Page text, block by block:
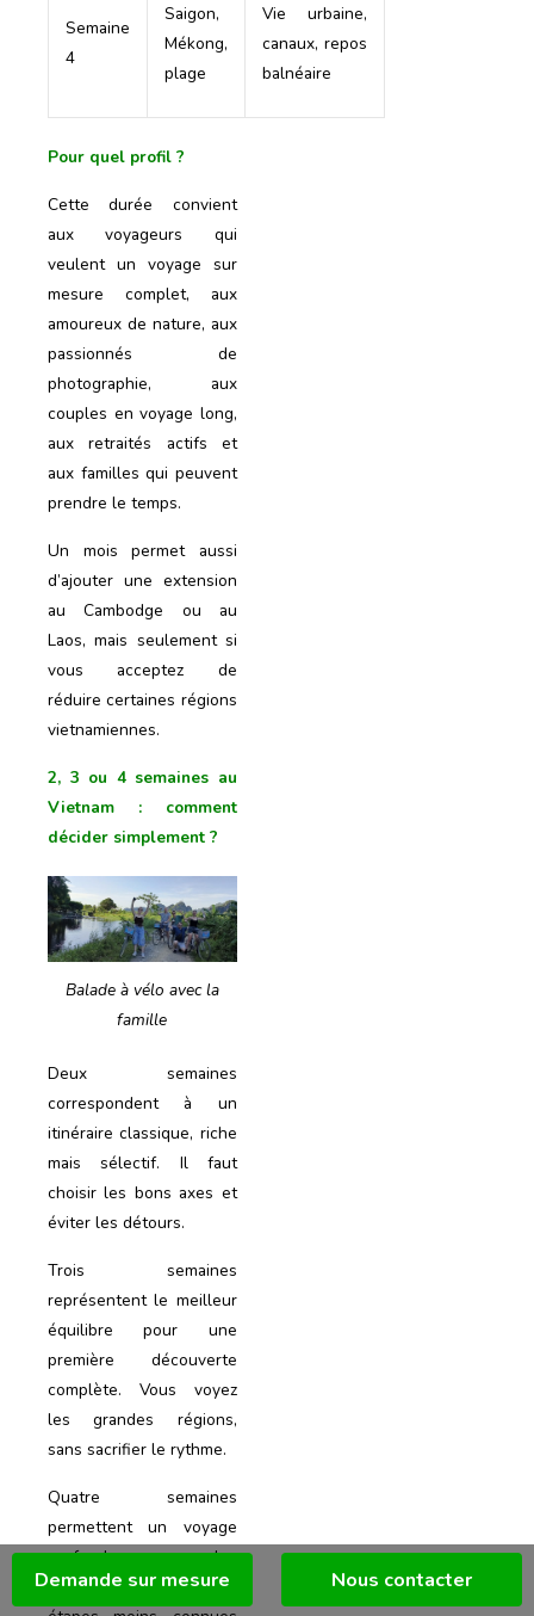
Semaine
4
Saigon,
Mékong,
plage
Vie urbaine,
canaux, repos
balnéaire
Pour quel profil ?
Cette durée convient
aux voyageurs qui
veulent un voyage sur
mesure complet, aux
amoureux de nature, aux
passionnés de
photographie, aux
couples en voyage long,
aux retraités actifs et
aux familles qui peuvent
prendre le temps.
Un mois permet aussi
d’ajouter une extension
au Cambodge ou au
Laos, mais seulement si
vous acceptez de
réduire certaines régions
vietnamiennes.
2, 3 ou 4 semaines au
Vietnam : comment
décider simplement ?
Balade à vélo avec la
famille
Deux semaines
correspondent à un
itinéraire classique, riche
mais sélectif. Il faut
choisir les bons axes et
éviter les détours.
Trois semaines
représentent le meilleur
équilibre pour une
première découverte
complète. Vous voyez
les grandes régions,
sans sacrifier le rythme.
Quatre semaines
permettent un voyage
profond, plus
personnalisé, avec des
Demande sur mesure Nous contacter